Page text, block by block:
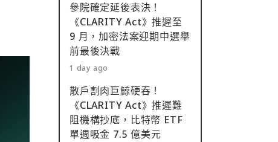
參院確定延後表決！
《CLARITY Act》推遲至
9 月，加密法案迎期中選舉
前最後決戰
1 day ago
散戶割肉巨鯨硬吞！
《CLARITY Act》推遲難
阻機構抄底，比特幣 ETF
單週吸金 7.5 億美元